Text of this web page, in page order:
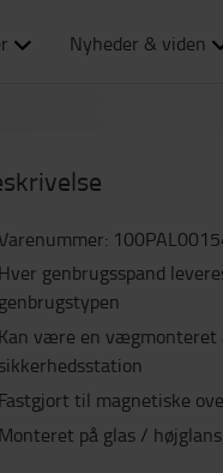
Nyheder & viden
:
Hver genbrugsspand
genbrugstypen
Kan være en vægmonteret
sikkerhedsstation
Fastgjort til magnetiske
Monteret på glas /